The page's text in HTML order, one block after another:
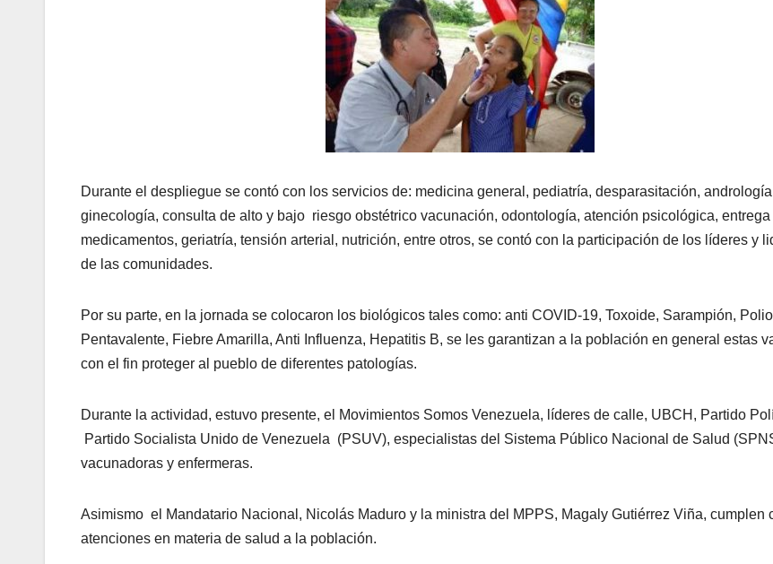
Durante el despliegue se contó con los servicios de: medicina general, pediatría, desparasitación,
ginecología, consulta de alto y bajo riesgo obstétrico vacunación, odontología, atención psicológica, entrega
medicamentos, geriatría, tensión arterial, nutrición, entre otros, se contó con la participación de los líderes y
de las comunidades.
Por su parte, en la jornada se colocaron los biológicos tales como: anti COVID-19, Toxoide, Sarampión,
Pentavalente, Fiebre Amarilla, Anti Influenza, Hepatitis B, se les garantizan a la población en general estas
con el fin proteger al pueblo de diferentes patologías.
Durante la actividad, estuvo presente, el Movimientos Somos Venezuela, líderes de calle, UBCH, Partido
Partido Socialista Unido de Venezuela (PSUV), especialistas del Sistema Público Nacional de Salud
vacunadoras y enfermeras.
Asimismo el Mandatario Nacional, Nicolás Maduro y la ministra del MPPS, Magaly Gutiérrez Viña, cumplen
atenciones en materia de salud a la población.